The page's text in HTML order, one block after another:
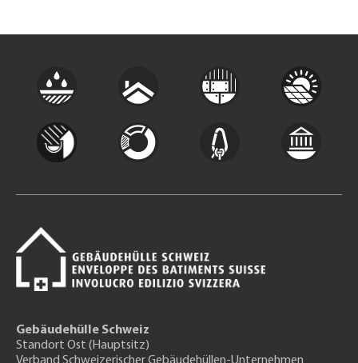
Gebäudehülle Schweiz
Standort Ost (Hauptsitz)
Verband Schweizerischer Gebäudehüllen-Unternehmen